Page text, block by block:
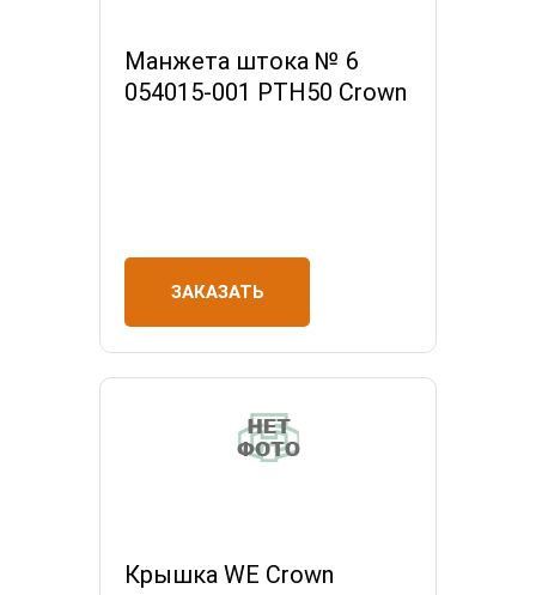
Манжета штока № 6
054015-001 РТН50 Crown
ЗАКАЗАТЬ
Крышка WE Crown